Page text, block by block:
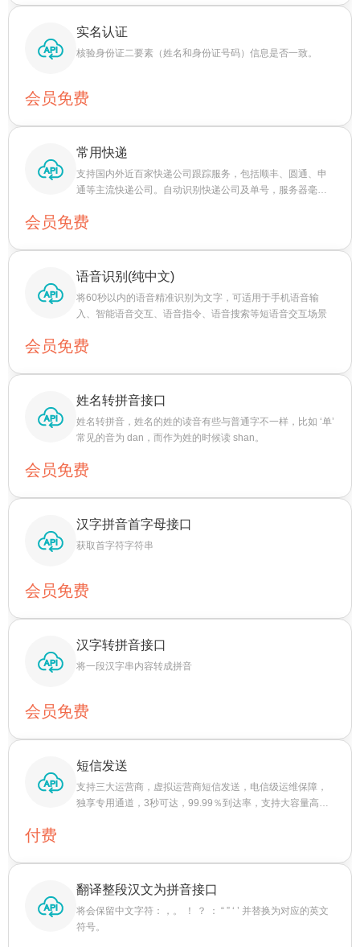
实名认证
核验身份证二要素（姓名和身份证号码）信息是否一致。
会员免费
常用快递
支持国内外近百家快递公司跟踪服务，包括顺丰、圆通、申
通等主流快递公司。自动识别快递公司及单号，服务器毫秒
会员免费
语音识别(纯中文)
将60秒以内的语音精准识别为文字，可适用于手机语音输
入、智能语音交互、语音指令、语音搜索等短语音交互场景
会员免费
姓名转拼音接口
姓名转拼音，姓名的姓的读音有些与普通字不一样，比如 ‘单’
常见的音为 dan，而作为姓的时候读 shan。
会员免费
汉字拼音首字母接口
获取首字符字符串
会员免费
汉字转拼音接口
将一段汉字串内容转成拼音
会员免费
短信发送
支持三大运营商，虚拟运营商短信发送，电信级运维保障，
独享专用通道，3秒可达，99.99％到达率，支持大容量高并
付费
翻译整段汉文为拼音接口
将会保留中文字符：，。 ！ ？ ： “ ” ‘ ’ 并替换为对应的英文
符号。